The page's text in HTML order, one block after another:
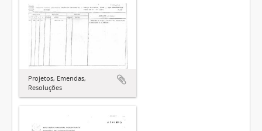
Projetos, Emendas,
Resoluções